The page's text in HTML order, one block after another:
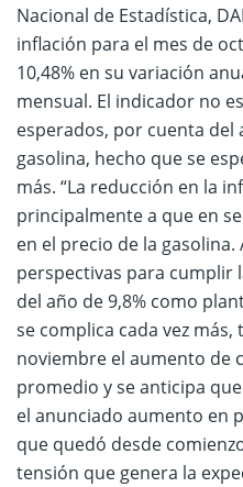
Nacional de Estadística,
inflación para el mes de
10,48% en su variación
mensual. El indicador no
esperados, por cuenta
gasolina, hecho que se
más. “La reducción en la
principalmente a que en
en el precio de la gasolina.
perspectivas para cumplir
del año de 9,8% como
se complica cada vez
noviembre el aumento de
promedio y se anticipa
el anunciado aumento en
que quedó desde
tensión que genera la